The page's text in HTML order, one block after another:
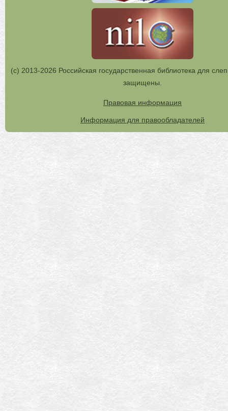
(с) 2013-2026 Российская государственная библиотека для
защищены.
Правовая информация
Информация для правообладателей